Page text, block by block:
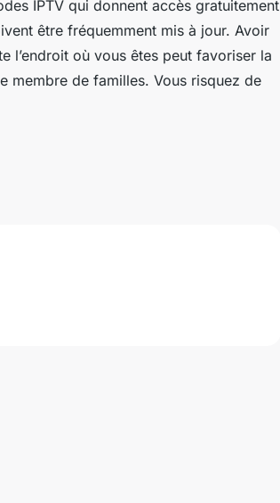
IPTV qui donnent accès gratuitement
être fréquemment mis à jour. Avoir
l’endroit où vous êtes peut favoriser la
membre de familles. Vous risquez de